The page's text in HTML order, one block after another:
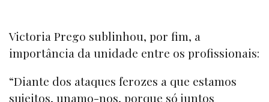
Victoria Prego sublinhou, por fim, a
importância da unidade entre os profissionais:
“Diante dos ataques ferozes a que estamos
sujeitos, unamo-nos, porque só juntos